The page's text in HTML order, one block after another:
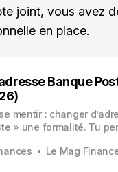
joint, vous avez
en place.
Banque
mentir : changer
» une formalité. Tu
ta banque.
Le Mag